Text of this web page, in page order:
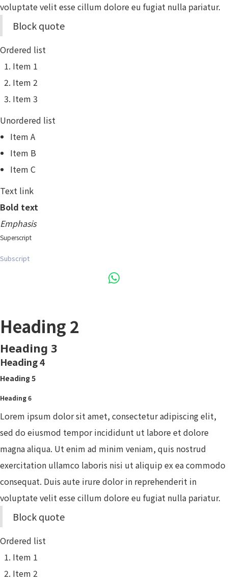
voluptate velit esse cillum dolore eu fugiat nulla pariatur.
Block quote
Ordered list
Item 1
Item 2
Item 3
Unordered list
Item A
Item B
Item C
Text link
Bold text
Emphasis
Superscript
Subscript
Heading 2
Heading 3
Heading 4
Heading 5
Heading 6
Lorem ipsum dolor sit amet, consectetur adipiscing elit,
sed do eiusmod tempor incididunt ut labore et dolore
magna aliqua. Ut enim ad minim veniam, quis nostrud
exercitation ullamco laboris nisi ut aliquip ex ea commodo
consequat. Duis aute irure dolor in reprehenderit in
voluptate velit esse cillum dolore eu fugiat nulla pariatur.
Block quote
Ordered list
Item 1
Item 2